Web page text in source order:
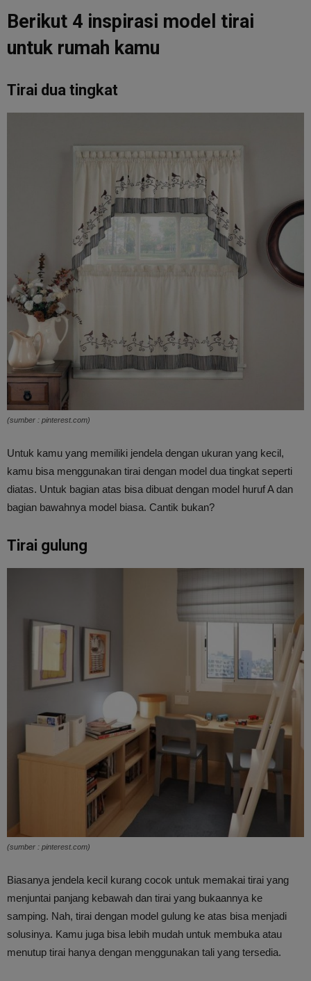
Berikut 4 inspirasi model tirai
untuk rumah kamu
Tirai dua tingkat
(sumber : pinterest.com)
Untuk kamu yang memiliki jendela dengan ukuran yang kecil,
kamu bisa menggunakan tirai dengan model dua tingkat seperti
diatas. Untuk bagian atas bisa dibuat dengan model huruf A dan
bagian bawahnya model biasa. Cantik bukan?
Tirai gulung
(sumber : pinterest.com)
Biasanya jendela kecil kurang cocok untuk memakai tirai yang
menjuntai panjang kebawah dan tirai yang bukaannya ke
samping. Nah, tirai dengan model gulung ke atas bisa menjadi
solusinya. Kamu juga bisa lebih mudah untuk membuka atau
menutup tirai hanya dengan menggunakan tali yang tersedia.